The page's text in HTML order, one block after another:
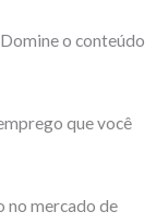
o conteúdo
que você
no mercado de